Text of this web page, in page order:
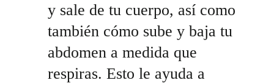
y sale de tu cuerpo, así como
también cómo sube y baja tu
abdomen a medida que
respiras. Esto le ayuda a